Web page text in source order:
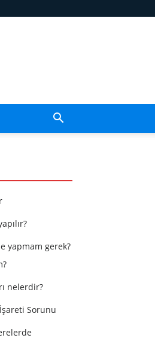
yapmam gerek?
nelerdir?
Sorunu